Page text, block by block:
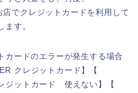
でクレジットカードを利用して
ます。
カードのエラーが発生する場合
クレジットカード】【
ジットカード 使えない】【